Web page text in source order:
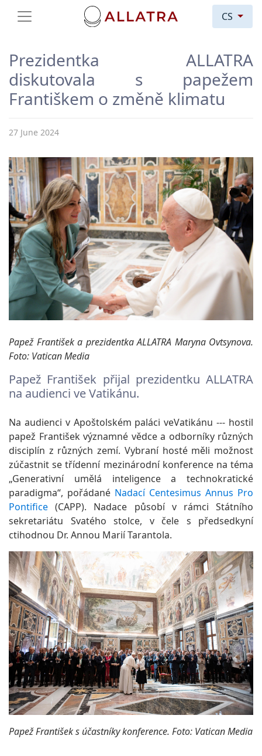
CS
Prezidentka ALLATRA
diskutovala s papežem
Františkem o změně klimatu
27 June 2024
Papež František a prezidentka ALLATRA Maryna Ovtsynova.
Foto: Vatican Media
Papež František přijal prezidentku ALLATRA
na audienci ve Vatikánu.
Na audienci v Apoštolském paláci veVatikánu --- hostil
papež František významné vědce a odborníky různých
disciplín z různých zemí. Vybraní hosté měli možnost
zúčastnit se třídenní mezinárodní konference na téma
„Generativní umělá inteligence a technokratické
paradigma“, pořádané Nadací Centesimus Annus Pro
Pontifice (CAPP). Nadace působí v rámci Státního
sekretariátu Svatého stolce, v čele s předsedkyní
ctihodnou Dr. Annou Marií Tarantola.
Papež František s účastníky konference. Foto: Vatican Media